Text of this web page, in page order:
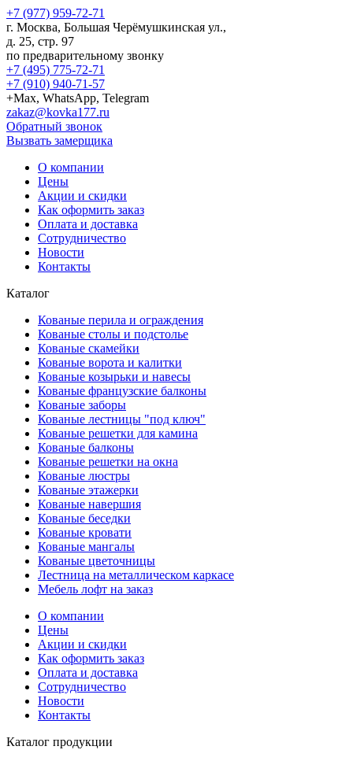
+7 (977) 959-72-71
г. Москва, Большая Черёмушкинская ул.,
д. 25, стр. 97
по предварительному звонку
+7 (495) 775-72-71
+7 (910) 940-71-57
+Max, WhatsApp, Telegram
zakaz@kovka177.ru
Обратный звонок
Вызвать замерщика
О компании
Цены
Акции и скидки
Как оформить заказ
Оплата и доставка
Сотрудничество
Новости
Контакты
Каталог
Кованые перила и ограждения
Кованые столы и подстолье
Кованые скамейки
Кованые ворота и калитки
Кованые козырьки и навесы
Кованые французские балконы
Кованые заборы
Кованые лестницы "под ключ"
Кованые решетки для камина
Кованые балконы
Кованые решетки на окна
Кованые люстры
Кованые этажерки
Кованые навершия
Кованые беседки
Кованые кровати
Кованые мангалы
Кованые цветочницы
Лестница на металлическом каркасе
Мебель лофт на заказ
О компании
Цены
Акции и скидки
Как оформить заказ
Оплата и доставка
Сотрудничество
Новости
Контакты
Каталог продукции